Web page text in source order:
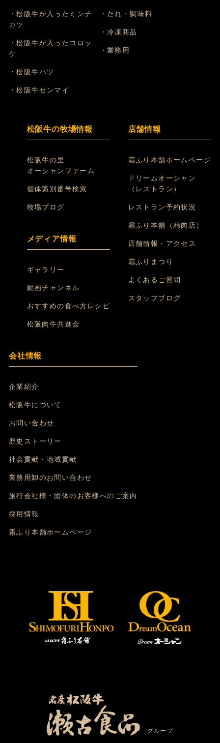
・松阪牛が入ったミンチ
カツ
・松阪牛が入ったコロッ
ケ
・松阪牛ハツ
・松阪牛センマイ
・たれ・調味料
・冷凍商品
・業務用
松阪牛の牧場情報
松阪牛の里
オーシャンファーム
個体識別番号検索
牧場ブログ
メディア情報
ギャラリー
動画チャンネル
おすすめの食べ方レシピ
松阪肉牛共進会
店舗情報
霜ふり本舗ホームページ
ドリームオーシャン
（レストラン）
レストラン予約状況
霜ふり本舗（精肉店）
店舗情報・アクセス
霜ふりまつり
よくあるご質問
スタッフブログ
会社情報
企業紹介
松阪牛について
お問い合わせ
歴史ストーリー
社会貢献・地域貢献
業務用卸のお問い合わせ
旅行会社様・団体のお客様へのご案内
採用情報
霜ふり本舗ホームページ
グループ